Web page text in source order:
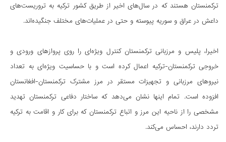
ترکمنستان هستند که در سال‌های اخیر از طریق کشور ترکیه به تروریست‌های
داعش در عراق و سوریه پیوسته و حتی در عملیات‌های مختلف جنگیده‌اند.
اخیرا، پلیس و مرزبانی ترکمنستان کنترل ویژه‌ای را روی پروازهای ورودی و
خروجی ترکمنستان-ترکیه اعمال کرده است و با حساسیت ویژه‌ای به تعداد
نیروهای مرزبانی و تجهیزات مستقر در مرز مشترک ترکمنستان-افغانستان
افزوده است. تمام اینها نشان می‌دهد که ساختار دفاعی ترکمنستان تهدید
مشخصی را از ناحیه این مرز و اتباع ترکمنستان که برای کار و اقامت به ترکیه
تردد دارند، احساس می‌کند.